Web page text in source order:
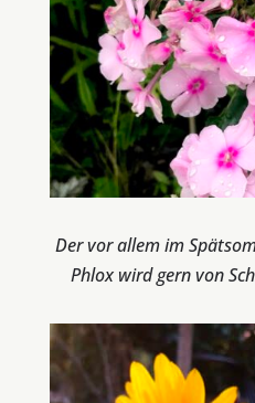
Der vor allem im
Phlox wird gern von